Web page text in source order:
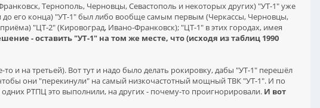
Тернополь, Черновцы, Севастополь и некоторых других) "УТ-1" уже
до его конца) "УТ-1" был либо вообще самым первым (Черкассы, Черновцы,
"ЦТ-2" (Кировоград, Ивано-Франковск); "ЦТ-1" в этих городах, имея
- оставить "УТ-1" на том же месте, что (исходя из таблиц 1990
и на третьей). Вот тут и надо было делать рокировку, дабы "УТ-1" перешёл
они "перекинули" на самый низкочастотный мощный ТВК "УТ-1". И по
одних РТПЦ это выполнили, на других - почему-то проигнорировали. И вот